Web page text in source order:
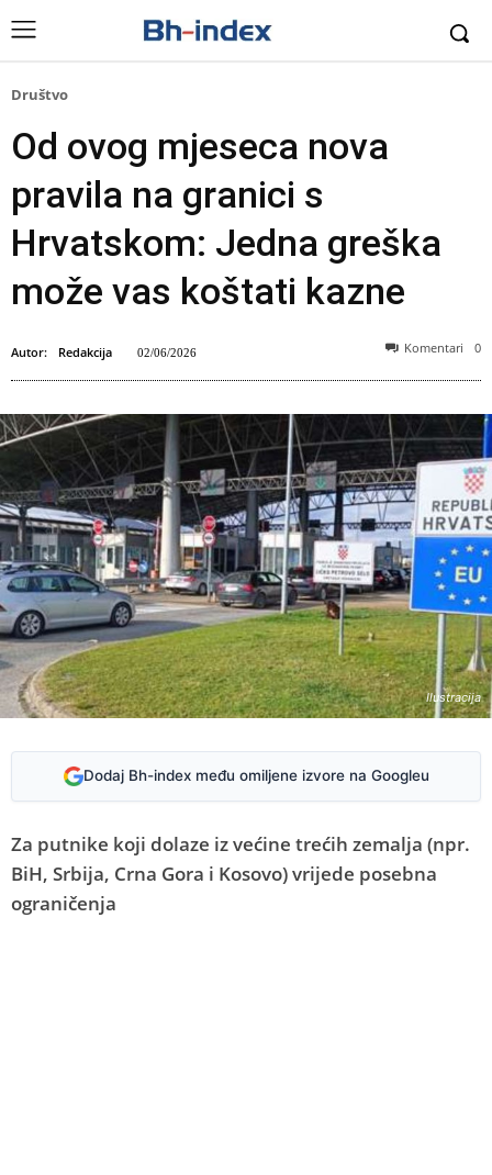
Društvo
Od ovog mjeseca nova
pravila na granici s
Hrvatskom: Jedna greška
može vas koštati kazne
Autor: Redakcija 02/06/2026 Komentari 0
Ilustracija
Dodaj Bh-index među omiljene izvore na Googleu
Za putnike koji dolaze iz većine trećih zemalja (npr.
BiH, Srbija, Crna Gora i Kosovo) vrijede posebna
ograničenja